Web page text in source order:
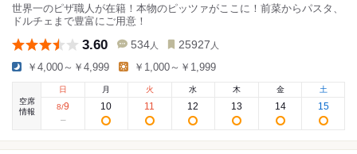
世界一のピザ職人が在籍！本物のピッツァがここに！前菜からパスタ、
ドルチェまで豊富にご用意！
3.60 534 人 25927 人
￥4,000～￥4,999 ￥1,000～￥1,999
空席
情報
日
8/9
月
10
火
11
水
12
木
13
金
14
土
15